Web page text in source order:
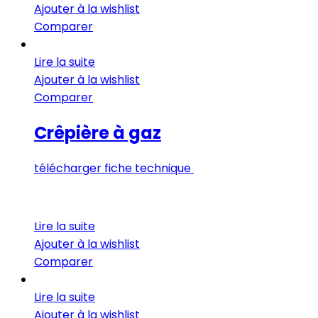
Ajouter à la wishlist
Comparer
Lire la suite
Ajouter à la wishlist
Comparer
Crêpière à gaz
télécharger fiche technique
Lire la suite
Ajouter à la wishlist
Comparer
Lire la suite
Ajouter à la wishlist